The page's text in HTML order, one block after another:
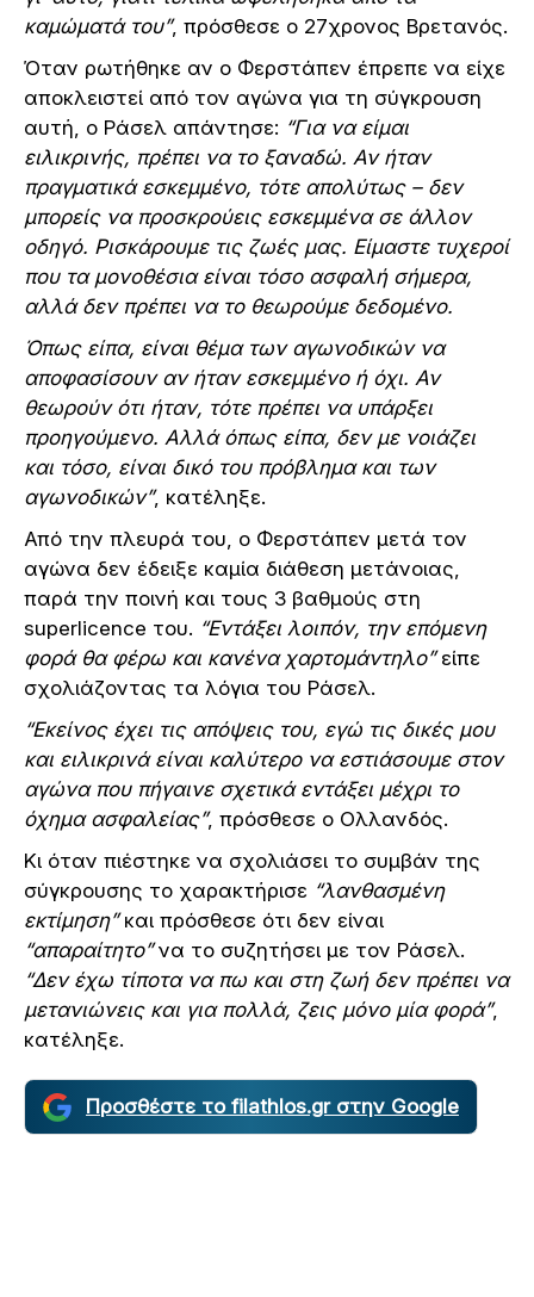
καμώματά του”, πρόσθεσε ο 27χρονος Βρετανός.
Όταν ρωτήθηκε αν ο Φερστάπεν έπρεπε να είχε
αποκλειστεί από τον αγώνα για τη σύγκρουση
αυτή, ο Ράσελ απάντησε: “Για να είμαι
ειλικρινής, πρέπει να το ξαναδώ. Αν ήταν
πραγματικά εσκεμμένο, τότε απολύτως – δεν
μπορείς να προσκρούεις εσκεμμένα σε άλλον
οδηγό. Ρισκάρουμε τις ζωές μας. Είμαστε τυχεροί
που τα μονοθέσια είναι τόσο ασφαλή σήμερα,
αλλά δεν πρέπει να το θεωρούμε δεδομένο.
Όπως είπα, είναι θέμα των αγωνοδικών να
αποφασίσουν αν ήταν εσκεμμένο ή όχι. Αν
θεωρούν ότι ήταν, τότε πρέπει να υπάρξει
προηγούμενο. Αλλά όπως είπα, δεν με νοιάζει
και τόσο, είναι δικό του πρόβλημα και των
αγωνοδικών”, κατέληξε.
Από την πλευρά του, ο Φερστάπεν μετά τον
αγώνα δεν έδειξε καμία διάθεση μετάνοιας,
παρά την ποινή και τους 3 βαθμούς στη
superlicence του. “Εντάξει λοιπόν, την επόμενη
φορά θα φέρω και κανένα χαρτομάντηλο”είπε
σχολιάζοντας τα λόγια του Ράσελ.
“Εκείνος έχει τις απόψεις του, εγώ τις δικές μου
και ειλικρινά είναι καλύτερο να εστιάσουμε στον
αγώνα που πήγαινε σχετικά εντάξει μέχρι το
όχημα ασφαλείας”, πρόσθεσε ο Ολλανδός.
Κι όταν πιέστηκε να σχολιάσει το συμβάν της
σύγκρουσης το χαρακτήρισε “λανθασμένη
εκτίμηση”και πρόσθεσε ότι δεν είναι
“απαραίτητο”να το συζητήσει με τον Ράσελ.
“Δεν έχω τίποτα να πω και στη ζωή δεν πρέπει να
μετανιώνεις και για πολλά, ζεις μόνο μία φορά”,
κατέληξε.
Προσθέστε το filathlos.gr στην Google